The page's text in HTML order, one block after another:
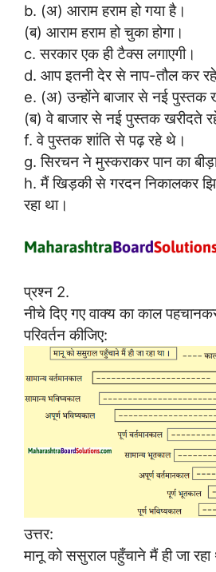
b. (अ) आराम हराम हो गया है।
(ब) आराम हराम हो चुका होगा।
c. सरकार एक ही टैक्स लगाएगी।
d. आप इतनी देर से नाप-तौल कर
e. (अ) उन्होंने बाजार से नई पुस्तक
(ब) वे बाजार से नई पुस्तक खरीदते
f. वे पुस्तक शांति से पढ़ रहे थे।
g. सिरचन ने मुस्कराकर पान का
h. मैं खिड़की से गरदन निकालकर
रहा था।
प्रश्न 2.
नीचे दिए गए वाक्य का काल
परिवर्तन कीजिए:
उत्तर:
मानू को ससुराल पहुँचाने मैं ही जा रहा